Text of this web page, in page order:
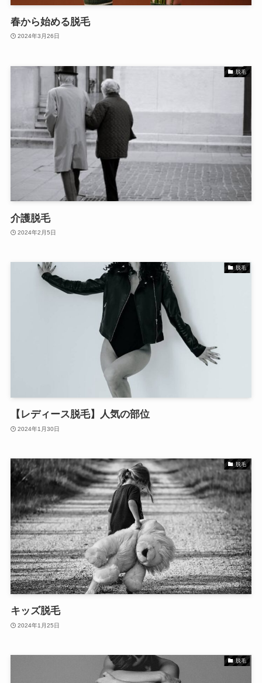
春から始める脱毛
2024年3月26日
脱毛
介護脱毛
2024年2月5日
脱毛
【レディース脱毛】人気の部位
2024年1月30日
脱毛
キッズ脱毛
2024年1月25日
脱毛